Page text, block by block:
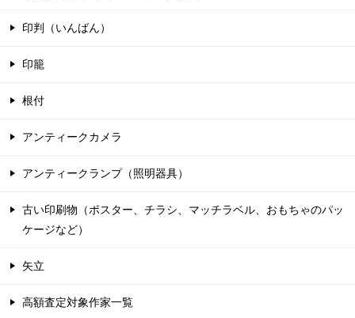
印判（いんばん）
印籠
根付
アンティークカメラ
アンティークランプ（照明器具）
古い印刷物（ポスター、チラシ、マッチラベル、おもちゃのパッ
ケージなど）
矢立
高額査定対象作家一覧